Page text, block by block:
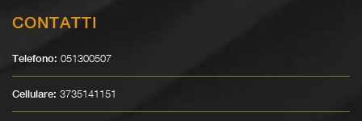
CONTATTI
Telefono: 051300507
Cellulare: 3735141151